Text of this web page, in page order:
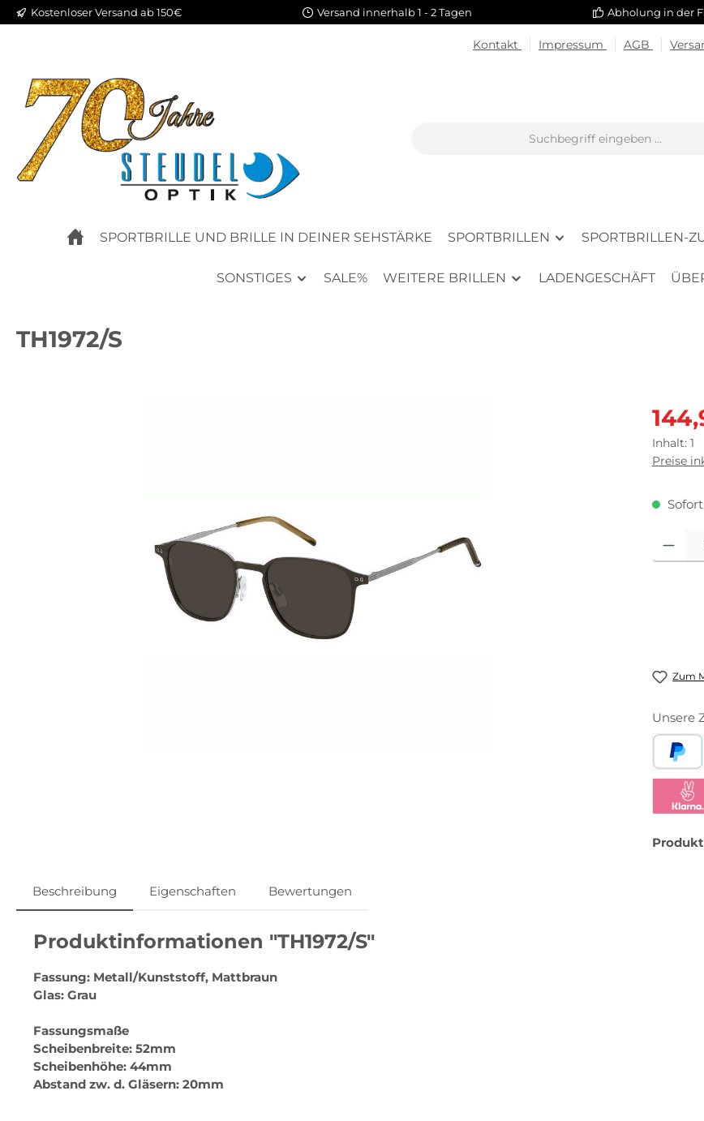
Hauptinhalt springen
Zur Suche springen
Zur Hauptnavigation springen
Kostenloser Versand ab 150€ Versand innerhalb 1 - 2 Tagen Abholung in der
Kontakt Impressum AGB
SPORTBRILLE UND BRILLE IN DEINER SEHSTÄRKE SPORTBRILLEN SPORTBRILLEN-
SONSTIGES SALE% WEITERE BRILLEN LADENGESCHÄFT
TH1972/S
Inhalt: 1
Preise
Zum
Unsere
PayPal
Beschreibung Eigenschaften Bewertungen
Produktinformationen "TH1972/S"
Fassung: Metall/Kunststoff, Mattbraun
Glas: Grau
Fassungsmaße
Scheibenbreite: 52mm
Scheibenhöhe: 44mm
Abstand zw. d. Gläsern: 20mm